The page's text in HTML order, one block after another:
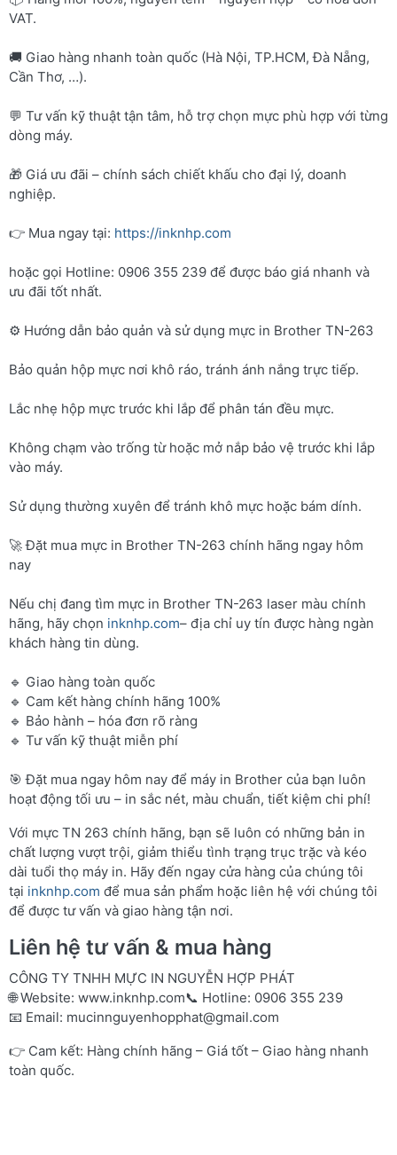
VAT.
🚚 Giao hàng nhanh toàn quốc (Hà Nội, TP.HCM, Đà Nẵng,
Cần Thơ, …).
💬 Tư vấn kỹ thuật tận tâm, hỗ trợ chọn mực phù hợp với từng
dòng máy.
🎁 Giá ưu đãi – chính sách chiết khấu cho đại lý, doanh
nghiệp.
👉 Mua ngay tại: https://inknhp.com
hoặc gọi Hotline: 0906 355 239 để được báo giá nhanh và
ưu đãi tốt nhất.
⚙️ Hướng dẫn bảo quản và sử dụng mực in Brother TN-263
Bảo quản hộp mực nơi khô ráo, tránh ánh nắng trực tiếp.
Lắc nhẹ hộp mực trước khi lắp để phân tán đều mực.
Không chạm vào trống từ hoặc mở nắp bảo vệ trước khi lắp
vào máy.
Sử dụng thường xuyên để tránh khô mực hoặc bám dính.
🚀 Đặt mua mực in Brother TN-263 chính hãng ngay hôm
nay
Nếu chị đang tìm mực in Brother TN-263 laser màu chính
hãng, hãy chọn inknhp.com– địa chỉ uy tín được hàng ngàn
khách hàng tin dùng.
🔹 Giao hàng toàn quốc
🔹 Cam kết hàng chính hãng 100%
🔹 Bảo hành – hóa đơn rõ ràng
🔹 Tư vấn kỹ thuật miễn phí
🎯 Đặt mua ngay hôm nay để máy in Brother của bạn luôn
hoạt động tối ưu – in sắc nét, màu chuẩn, tiết kiệm chi phí!
Với mực TN 263 chính hãng, bạn sẽ luôn có những bản in
chất lượng vượt trội, giảm thiểu tình trạng trục trặc và kéo
dài tuổi thọ máy in. Hãy đến ngay cửa hàng của chúng tôi
tại inknhp.com để mua sản phẩm hoặc liên hệ với chúng tôi
để được tư vấn và giao hàng tận nơi.
Liên hệ tư vấn & mua hàng
CÔNG TY TNHH MỰC IN NGUYỄN HỢP PHÁT
🌐 Website: www.inknhp.com📞 Hotline: 0906 355 239
📧 Email: mucinnguyenhopphat@gmail.com
👉 Cam kết: Hàng chính hãng – Giá tốt – Giao hàng nhanh
toàn quốc.